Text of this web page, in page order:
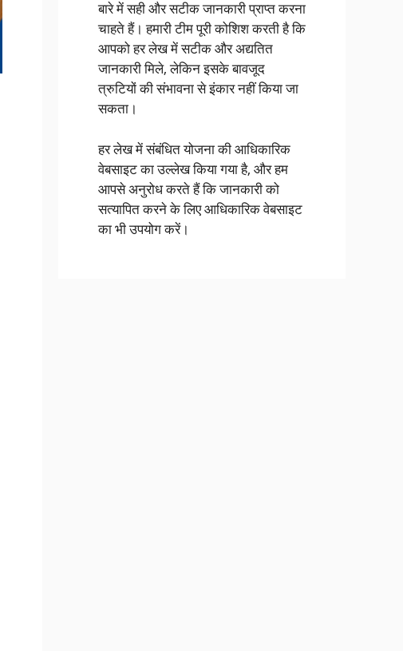
बारे में सही और सटीक जानकारी प्राप्त करना
चाहते हैं। हमारी टीम पूरी कोशिश करती है कि
आपको हर लेख में सटीक और अद्यतित
जानकारी मिले, लेकिन इसके बावजूद
त्रुटियों की संभावना से इंकार नहीं किया जा
सकता।
हर लेख में संबंधित योजना की आधिकारिक
वेबसाइट का उल्लेख किया गया है, और हम
आपसे अनुरोध करते हैं कि जानकारी को
सत्यापित करने के लिए आधिकारिक वेबसाइट
का भी उपयोग करें।